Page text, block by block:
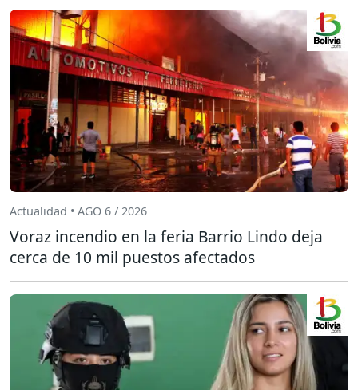
Actualidad • AGO 6 / 2026
Voraz incendio en la feria Barrio Lindo deja
cerca de 10 mil puestos afectados